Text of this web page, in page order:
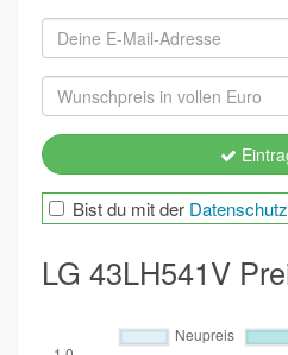
Bist du mit der
LG 43LH541V